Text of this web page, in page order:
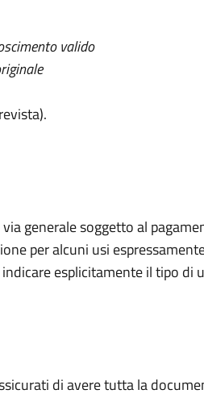
valido
generale soggetto al
per alcuni usi
esplicitamente il tipo di
di avere tutta la